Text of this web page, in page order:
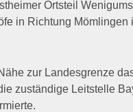
Ortsteil
in Richtung Mömlingen
zur Landesgrenze
zuständige Leitstelle